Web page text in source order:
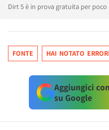
Dirt 5 è in prova gratuita per poco
FONTE HAI NOTATO
Aggiungici
su Google